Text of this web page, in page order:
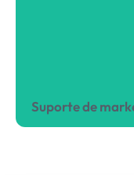
Suporte de